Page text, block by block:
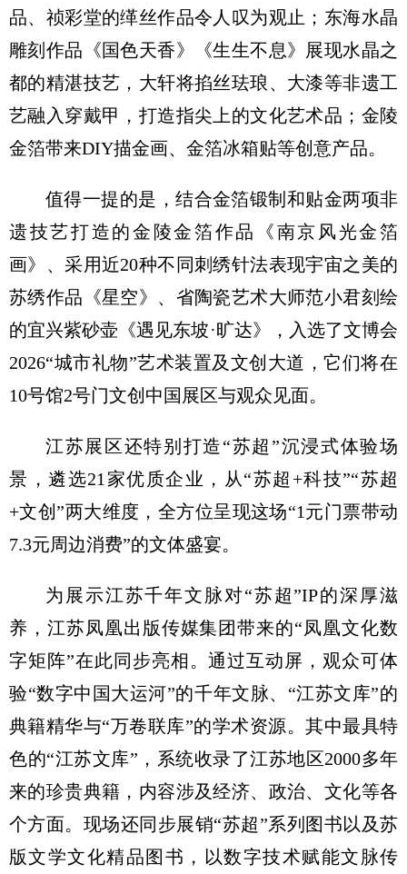
品、祯彩堂的缂丝作品令人叹为观止；东海水晶
雕刻作品《国色天香》《生生不息》展现水晶之
都的精湛技艺，大轩将掐丝珐琅、大漆等非遗工
艺融入穿戴甲，打造指尖上的文化艺术品；金陵
金箔带来DIY描金画、金箔冰箱贴等创意产品。
值得一提的是，结合金箔锻制和贴金两项非
遗技艺打造的金陵金箔作品《南京风光金箔
画》、采用近20种不同刺绣针法表现宇宙之美的
苏绣作品《星空》、省陶瓷艺术大师范小君刻绘
的宜兴紫砂壶《遇见东坡·旷达》，入选了文博会
2026“城市礼物”艺术装置及文创大道，它们将在
10号馆2号门文创中国展区与观众见面。
江苏展区还特别打造“苏超”沉浸式体验场
景，遴选21家优质企业，从“苏超+科技”“苏超
+文创”两大维度，全方位呈现这场“1元门票带动
7.3元周边消费”的文体盛宴。
为展示江苏千年文脉对“苏超”IP的深厚滋
养，江苏凤凰出版传媒集团带来的“凤凰文化数
字矩阵”在此同步亮相。通过互动屏，观众可体
验“数字中国大运河”的千年文脉、“江苏文库”的
典籍精华与“万卷联库”的学术资源。其中最具特
色的“江苏文库”，系统收录了江苏地区2000多年
来的珍贵典籍，内容涉及经济、政治、文化等各
个方面。现场还同步展销“苏超”系列图书以及苏
版文学文化精品图书，以数字技术赋能文脉传